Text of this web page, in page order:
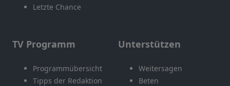
Letzte Chance
TV Programm
Programmübersicht
Tipps der Redaktion
Unterstützen
Weitersagen
Beten